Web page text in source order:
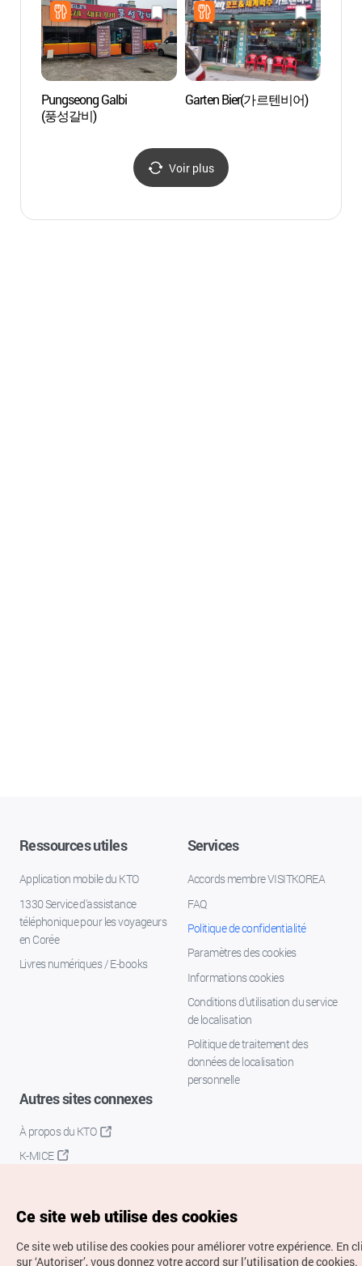
Pungseong Galbi
(풍성갈비)
Garten Bier(가르텐비어)
Voir plus
Ressources utiles
Application mobile du KTO
1330 Service d'assistance
téléphonique pour les voyageurs
en Corée
Livres numériques / E-books
Services
Accords membre VISITKOREA
FAQ
Politique de confidentialité
Paramètres des cookies
Informations cookies
Conditions d’utilisation du service
de localisation
Politique de traitement des
données de localisation
personnelle
Autres sites connexes
À propos du KTO
K-MICE
Ce site web utilise des cookies
Ce site web utilise des cookies pour améliorer votre expérience. En
sur ‘Autoriser’, vous donnez votre accord sur l’utilisation de cookies.